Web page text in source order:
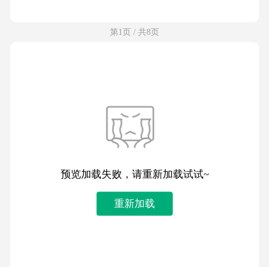
第1页 / 共8页
预览加载失败，请重新加载试试~
重新加载